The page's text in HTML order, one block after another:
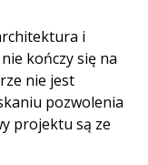
i
kończy się na
nie jest
pozwolenia
projektu są ze